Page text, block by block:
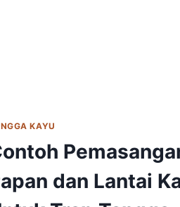
KAYU
dan Lantai